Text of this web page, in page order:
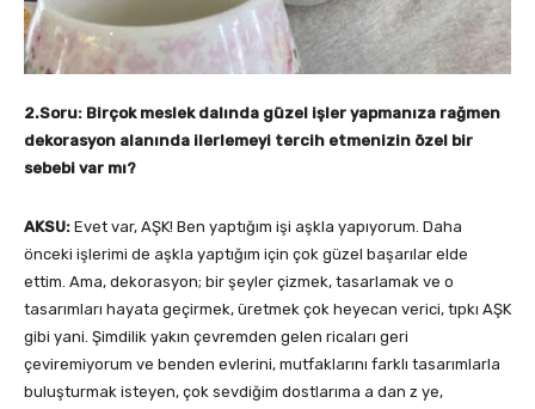
2.Soru: Birçok meslek dalında güzel işler yapmanıza rağmen
dekorasyon alanında ilerlemeyi tercih etmenizin özel bir
sebebi var mı?
AKSU: Evet var, AŞK! Ben yaptığım işi aşkla yapıyorum. Daha
önceki işlerimi de aşkla yaptığım için çok güzel başarılar elde
ettim. Ama, dekorasyon; bir şeyler çizmek, tasarlamak ve o
tasarımları hayata geçirmek, üretmek çok heyecan verici, tıpkı AŞK
gibi yani. Şimdilik yakın çevremden gelen ricaları geri
çeviremiyorum ve benden evlerini, mutfaklarını farklı tasarımlarla
buluşturmak isteyen, çok sevdiğim dostlarıma a dan z ye,